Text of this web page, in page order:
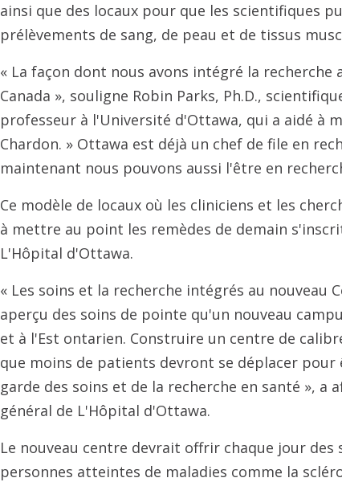
ainsi que des locaux pour que les scientifiques
prélèvements de sang, de peau et de tissus
« La façon dont nous avons intégré la
Canada », souligne Robin Parks, Ph.D.,
professeur à l'Université d'Ottawa, qui a aidé à
Chardon. » Ottawa est déjà un chef de file en
maintenant nous pouvons aussi l'être en
Ce modèle de locaux où les cliniciens et les
à mettre au point les remèdes de demain
L'Hôpital d'Ottawa.
« Les soins et la recherche intégrés au nouveau
aperçu des soins de pointe qu'un nouveau
et à l'Est ontarien. Construire un centre de
que moins de patients devront se déplacer
garde des soins et de la recherche en santé »,
général de L'Hôpital d'Ottawa.
Le nouveau centre devrait offrir chaque jour
personnes atteintes de maladies comme la